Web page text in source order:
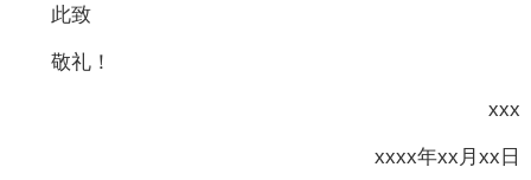
此致
敬礼！
xxx
xxxx年xx月xx日